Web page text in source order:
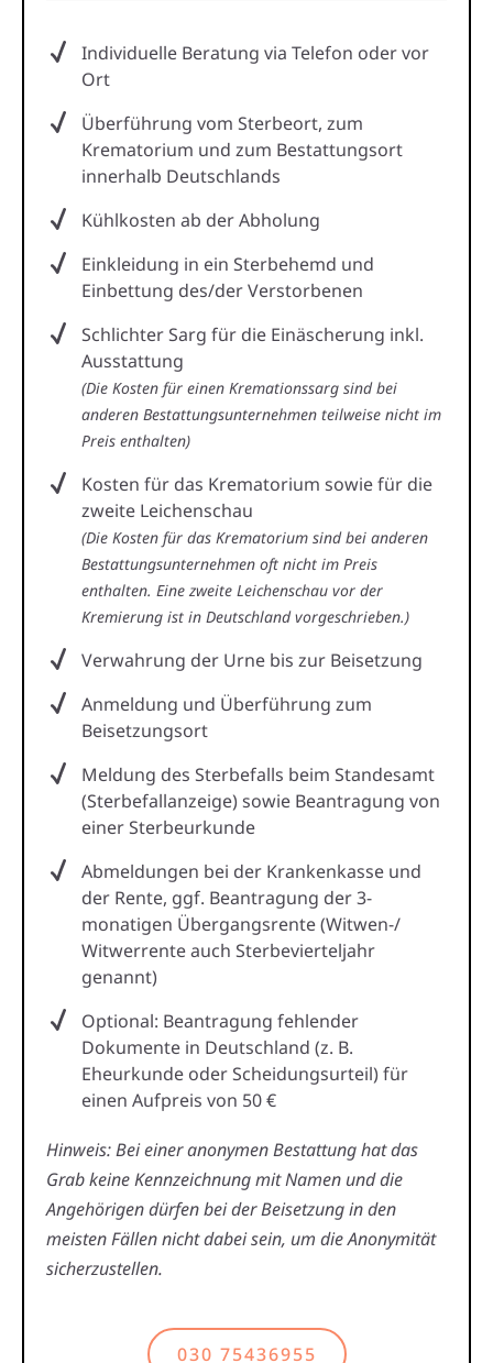
Individuelle Beratung via Telefon oder vor
Ort
Überführung vom Sterbeort, zum
Krematorium und zum Bestattungsort
innerhalb Deutschlands
Kühlkosten ab der Abholung
Einkleidung in ein Sterbehemd und
Einbettung des/der Verstorbenen
Schlichter Sarg für die Einäscherung inkl.
Ausstattung
(Die Kosten für einen Kremationssarg sind bei
anderen Bestattungsunternehmen teilweise nicht im
Preis enthalten)
Kosten für das Krematorium sowie für die
zweite Leichenschau
(Die Kosten für das Krematorium sind bei anderen
Bestattungsunternehmen oft nicht im Preis
enthalten. Eine zweite Leichenschau vor der
Kremierung ist in Deutschland vorgeschrieben.)
Verwahrung der Urne bis zur Beisetzung
Anmeldung und Überführung zum
Beisetzungsort
Meldung des Sterbefalls beim Standesamt
(Sterbefallanzeige) sowie Beantragung von
einer Sterbeurkunde
Abmeldungen bei der Krankenkasse und
der Rente, ggf. Beantragung der 3-
monatigen Übergangsrente (Witwen-/
Witwerrente auch Sterbevierteljahr
genannt)
Optional: Beantragung fehlender
Dokumente in Deutschland (z. B.
Eheurkunde oder Scheidungsurteil) für
einen Aufpreis von 50 €
Hinweis: Bei einer anonymen Bestattung hat das
Grab keine Kennzeichnung mit Namen und die
Angehörigen dürfen bei der Beisetzung in den
meisten Fällen nicht dabei sein, um die Anonymität
sicherzustellen.
030 75436955